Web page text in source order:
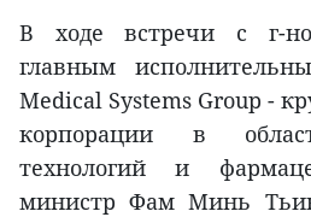
В ходе встречи с г-
главным
Medical Systems Group -
корпорации в
технологий и
министр Фам Минь